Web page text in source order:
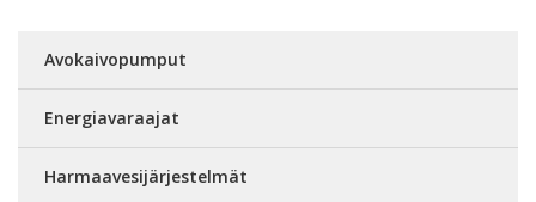
Avokaivopumput
Energiavaraajat
Harmaavesijärjestelmät